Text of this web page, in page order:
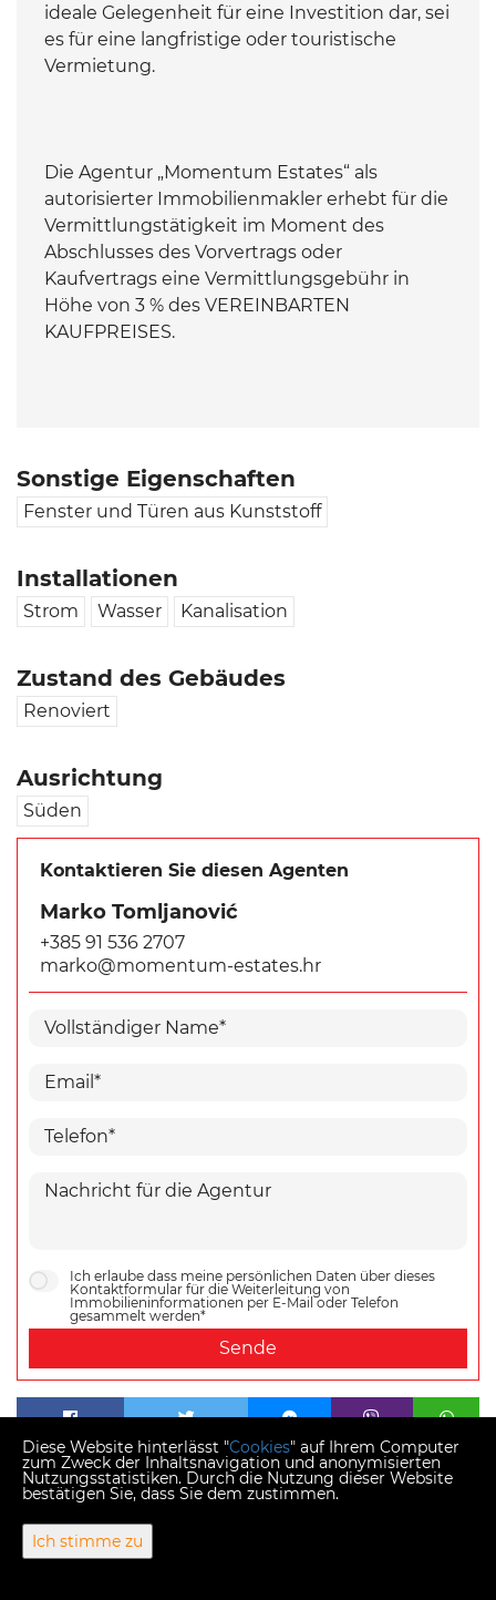
ideale Gelegenheit für eine Investition dar, sei
es für eine langfristige oder touristische
Vermietung.
Die Agentur „Momentum Estates“ als
autorisierter Immobilienmakler erhebt für die
Vermittlungstätigkeit im Moment des
Abschlusses des Vorvertrags oder
Kaufvertrags eine Vermittlungsgebühr in
Höhe von 3 % des VEREINBARTEN
KAUFPREISES.
Sonstige Eigenschaften
Fenster und Türen aus Kunststoff
Installationen
Strom Wasser Kanalisation
Zustand des Gebäudes
Renoviert
Ausrichtung
Süden
Kontaktieren Sie diesen Agenten
Marko Tomljanović
+385 91 536 2707
marko@momentum-estates.hr
Ich erlaube dass meine persönlichen Daten über dieses
Kontaktformular für die Weiterleitung von
Immobilieninformationen per E-Mail oder Telefon
gesammelt werden*
Sende
Copyright © 2026 Momentum estates
Fester Umrechnungskurs 1 EUR = 7,53450 HRK
Web Design & Powered by
Diese Website hinterlässt "Cookies" auf Ihrem Computer
zum Zweck der Inhaltsnavigation und anonymisierten
Nutzungsstatistiken. Durch die Nutzung dieser Website
bestätigen Sie, dass Sie dem zustimmen.
Ich stimme zu